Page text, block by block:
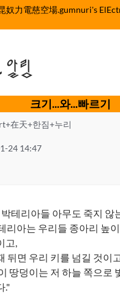
알림
크기...와...빠르기
在天+한짐+누리
24 14:47
테리아들 아무도 죽지 않
리아는 우리들 종아리 높
고,
뒤면 우리 키를 넘길 것이
땅덩이는 저 하늘 쪽으로
."